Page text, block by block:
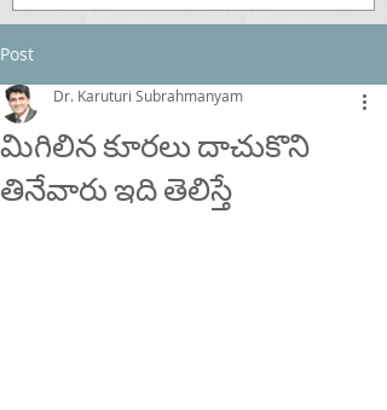
Post
మిగిలిన కూరలు దాచుకొని
తినేవారు ఇది తెలిస్తే
Dr. Karuturi Subrahmanyam